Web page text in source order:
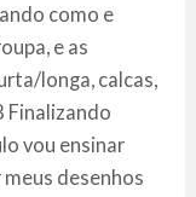
como e
e as
longa, calcas,
Finalizando
vou ensinar
desenhos